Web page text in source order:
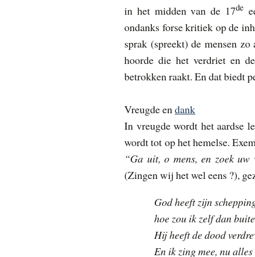
in het midden van de 17de
ondanks forse kritiek op de
sprak (spreekt) de mensen
hoorde die het verdriet en
betrokken raakt. En dat biedt
Vreugde en dank
In vreugde wordt het aardse
wordt tot op het hemelse.
“Ga uit, o mens, en zoek
(Zingen wij het wel eens ?),
God heeft zijn
hoe zou ik zelf dan
Hij heeft de dood
En ik zing mee, nu